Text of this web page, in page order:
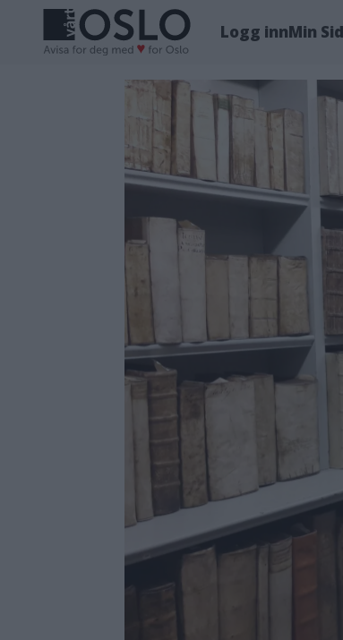
Logg innMin